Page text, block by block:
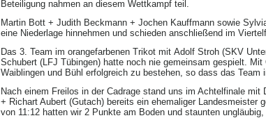
Beteiligung nahmen an diesem Wettkampf teil.
Martin Bott + Judith Beckmann + Jochen Kauffmann sowie
eine Niederlage hinnehmen und schieden anschließend im
Das 3. Team im orangefarbenen Trikot mit Adolf Stroh (SKV
Schubert (LFJ Tübingen) hatte noch nie gemeinsam gespielt.
Waiblingen und Bühl erfolgreich zu bestehen, so dass das Team
Nach einem Freilos in der Cadrage stand uns im Achtelfinale
+ Richart Aubert (Gutach) bereits ein ehemaliger Landesmeister
von 11:12 hatten wir 2 Punkte am Boden und staunten